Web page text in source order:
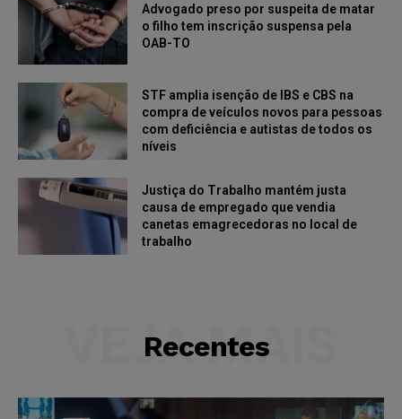
Advogado preso por suspeita de matar
o filho tem inscrição suspensa pela
OAB-TO
STF amplia isenção de IBS e CBS na
compra de veículos novos para pessoas
com deficiência e autistas de todos os
níveis
Justiça do Trabalho mantém justa
causa de empregado que vendia
canetas emagrecedoras no local de
trabalho
Recentes
VEJA MAIS